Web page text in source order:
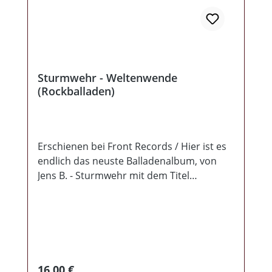
Sturmwehr - Weltenwende
(Rockballaden)
Erschienen bei Front Records / Hier ist es
endlich das neuste Balladenalbum, von
Jens B. - Sturmwehr mit dem Titel
mit Überzeugung vorgetragen werden und